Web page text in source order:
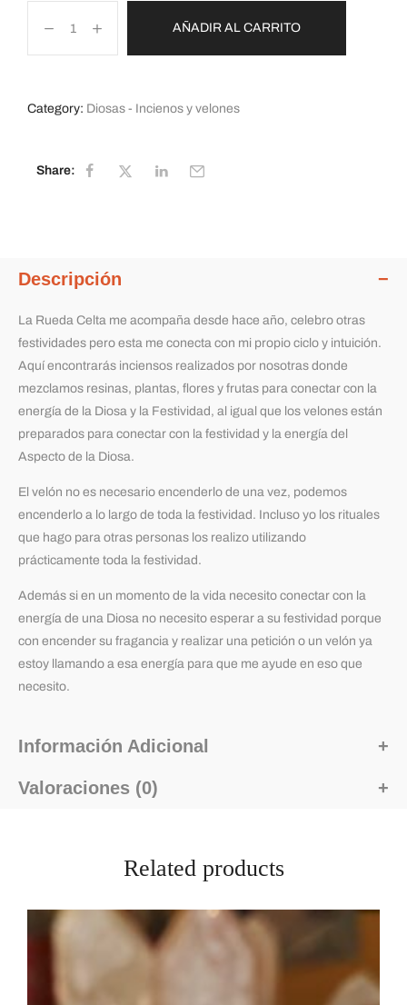
AÑADIR AL CARRITO
Category: Diosas - Incienos y velones
Share:
Descripción
La Rueda Celta me acompaña desde hace año, celebro otras
festividades pero esta me conecta con mi propio ciclo y intuición.
Aquí encontrarás inciensos realizados por nosotras donde
mezclamos resinas, plantas, flores y frutas para conectar con la
energía de la Diosa y la Festividad, al igual que los velones están
preparados para conectar con la festividad y la energía del
Aspecto de la Diosa.
El velón no es necesario encenderlo de una vez, podemos
encenderlo a lo largo de toda la festividad. Incluso yo los rituales
que hago para otras personas los realizo utilizando
prácticamente toda la festividad.
Además si en un momento de la vida necesito conectar con la
energía de una Diosa no necesito esperar a su festividad porque
con encender su fragancia y realizar una petición o un velón ya
estoy llamando a esa energía para que me ayude en eso que
necesito.
Información Adicional
Valoraciones (0)
Related products